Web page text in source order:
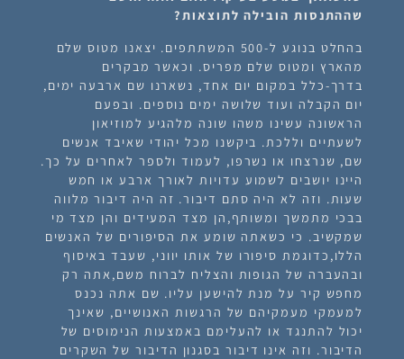
שההתנסות הובילה לתוצאות?
בהחלט בנוגע ל-500 המשתתפים. יצאנו מטוס שלם
מהארץ ומטוס שלם מפריס. וכאשר מבקרים
בדרך-כלל במקום יום אחד, נשארנו שם ארבעה ימים,
יום הקבלה ועוד שלושה ימים נוספים. ובפעם
הראשונה עשינו משהו שונה מלהגיע למוזיאון
לשעתיים וללכת. ביקשנו מכל יהודי שאיבד אנשים
שם, שנרצחו או נשרפו, לעמוד ולספר לאחרים על כך.
היינו יושבים לשמוע עדויות לאורך ארבע או חמש
שעות. וזה לא היה סתם דיבור. זה היה דיבור מלווה
בבכי מתמשך ומשותף,הן מצד המעידים והן מצד מי
שמקשיב. כי כשאתה שומע את הסיפורים של האנשים
הללו,כדוגמת סיפורו של אותו יווני, שעבד באיסוף
ובהעברה של הגופות והצליח לברוח משם,אתה רק
מחפש קיר על מנת להישען עליו. שם אתה נכנס
למעמקי מעמקיהם של הרגשות האנושיים, שאינך
יכול להתנגד או להעלימם באמצעות הנימוסים של
הדיבור. וזה אינו דיבור בסגנון הדיבור של השקרים